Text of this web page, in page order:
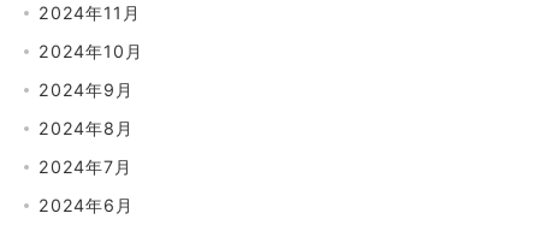
2024年11月
2024年10月
2024年9月
2024年8月
2024年7月
2024年6月